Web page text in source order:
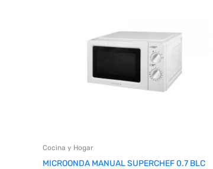
Cocina y Hogar
MICROONDA MANUAL SUPERCHEF 0.7 BLC